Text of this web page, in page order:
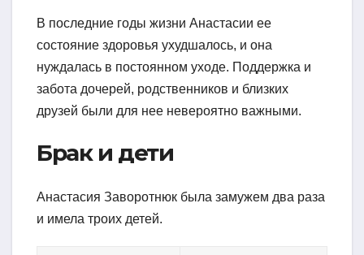
В последние годы жизни Анастасии ее
состояние здоровья ухудшалось, и она
нуждалась в постоянном уходе. Поддержка и
забота дочерей, родственников и близких
друзей были для нее невероятно важными.
Брак и дети
Анастасия Заворотнюк была замужем два раза
и имела троих детей.